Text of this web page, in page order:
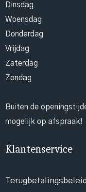
Dinsdag
Woensdag
Donderdag
Vrijdag
Zaterdag
Zondag
Buiten de
mogelijk op afspraak!
Klantenservice
Terugbetalingsbeleid